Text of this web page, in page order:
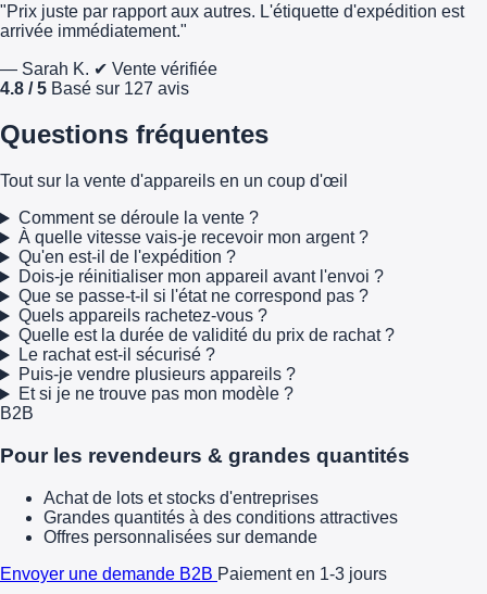
"Prix juste par rapport aux autres. L'étiquette d'expédition est
arrivée immédiatement."
— Sarah K. ✔ Vente vérifiée
4.8 / 5 Basé sur 127 avis
Questions fréquentes
Tout sur la vente d'appareils en un coup d'œil
Comment se déroule la vente ?
À quelle vitesse vais-je recevoir mon argent ?
Qu'en est-il de l'expédition ?
Dois-je réinitialiser mon appareil avant l'envoi ?
Que se passe-t-il si l'état ne correspond pas ?
Quels appareils rachetez-vous ?
Quelle est la durée de validité du prix de rachat ?
Le rachat est-il sécurisé ?
Puis-je vendre plusieurs appareils ?
Et si je ne trouve pas mon modèle ?
B2B
Pour les revendeurs & grandes quantités
Achat de lots et stocks d'entreprises
Grandes quantités à des conditions attractives
Offres personnalisées sur demande
Envoyer une demande B2B Paiement en 1-3 jours